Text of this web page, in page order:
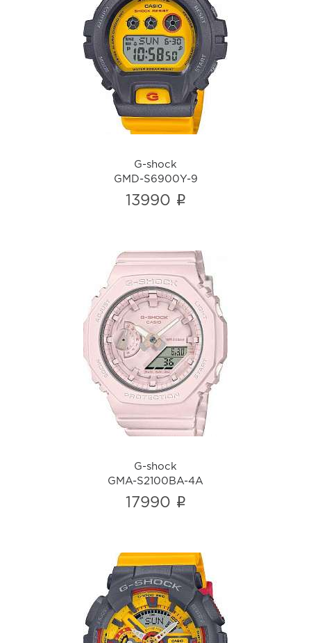
G-shock
GMD-S6900Y-9
i
G-shock
GMD-S6900Y-9
13990 i
G-shock
GMA-S2100BA-4A
i
G-shock
GMA-S2100BA-4A
17990 i
G-shock